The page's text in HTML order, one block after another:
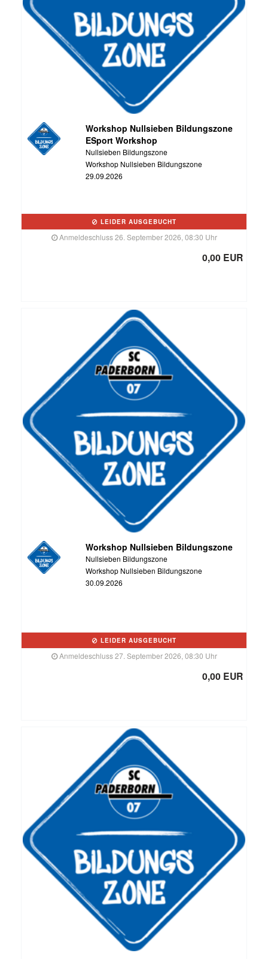
Workshop Nullsieben Bildungszone
ESport Workshop
Nullsieben Bildungszone
Workshop Nullsieben Bildungszone
29.09.2026
LEIDER AUSGEBUCHT
Anmeldeschluss 26. September 2026, 08:30 Uhr
0,00 EUR
Workshop Nullsieben Bildungszone
Nullsieben Bildungszone
Workshop Nullsieben Bildungszone
30.09.2026
LEIDER AUSGEBUCHT
Anmeldeschluss 27. September 2026, 08:30 Uhr
0,00 EUR